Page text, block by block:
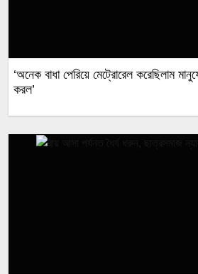
‘অনেক বাধা পেরিয়ে মেট্রোরেল করেছিলাম
করল’